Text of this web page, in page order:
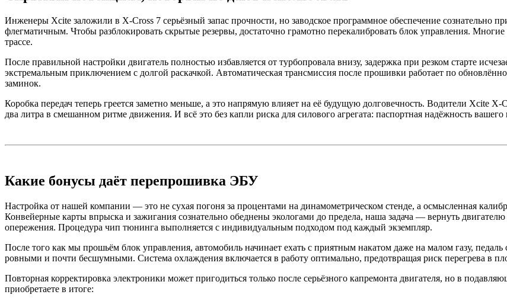
Инженеры Xcite заложили в X-Cross 7 серьёзный запас прочности, но заводское программное обеспечение сознательно
флегматичным. Чтобы разблокировать скрытые резервы, достаточно грамотно перекалибровать блок управления.
трассе.
После правильной настройки двигатель полностью избавляется от турбопровала внизу, задержка при резком старте
экстремальным приключением с долгой раскачкой. Автоматическая трансмиссия после прошивки работает по
заминок.
Коробка передач теперь греется заметно меньше, а это напрямую влияет на её будущую долговечность. Водители Xcite
два литра в смешанном ритме движения. И всё это без капли риска для силового агрегата: паспортная надёжность
Какие бонусы даёт перепрошивка ЭБУ
Настройка от нашей компании — это не сухая погоня за процентами на динамометрическом стенде, а осмысленная
Конвейерные карты впрыска и зажигания сознательно обеднены экологами до предела, наша задача — вернуть
опережения. Процедура чип тюнинга выполняется с индивидуальным подходом под каждый экземпляр.
После того как мы прошьём блок управления, автомобиль начинает ехать с приятным накатом даже на малом газу,
ровными и почти бесшумными. Система охлаждения включается в работу оптимально, предотвращая риск перегрева в
Повторная корректировка электроники может пригодиться только после серьёзного капремонта двигателя, но в
приобретаете в итоге: